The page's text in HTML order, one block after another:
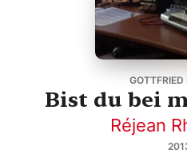
GOTTFRIED
Bist du bei
Réjean